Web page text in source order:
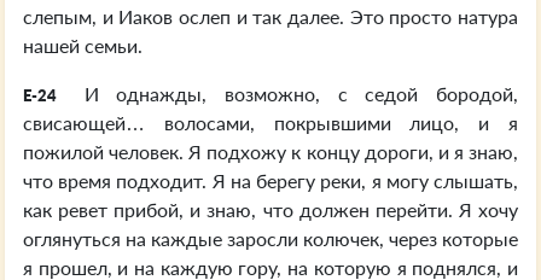
слепым, и Иаков ослеп и так далее. Это просто натура
нашей семьи.
E-24
И однажды, возможно, с седой бородой,
свисающей… волосами, покрывшими лицо, и я
пожилой человек. Я подхожу к концу дороги, и я знаю,
что время подходит. Я на берегу реки, я могу слышать,
как ревет прибой, и знаю, что должен перейти. Я хочу
оглянуться на каждые заросли колючек, через которые
я прошел, и на каждую гору, на которую я поднялся, и